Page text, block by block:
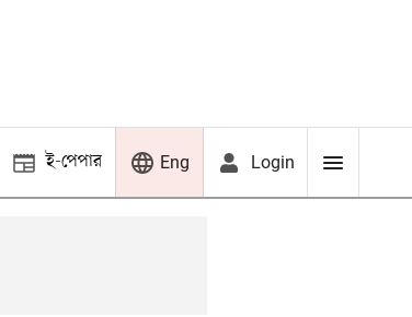
ই-পেপার Eng Login